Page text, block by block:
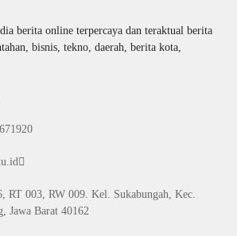
RT 003, RW 009. Kel. Sukabungah, Kec.
Jawa Barat 40162